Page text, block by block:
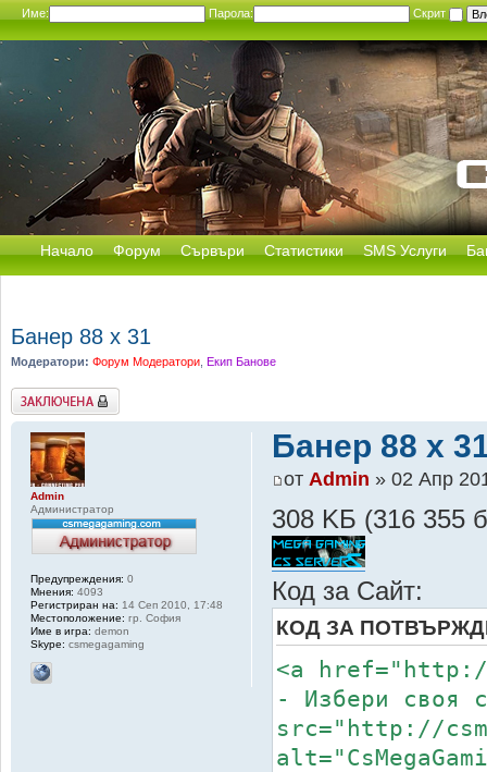
Име: Парола: Скрит
Начало Форум Сървъри Статистики SMS Услуги
Банер 88 x 31
Модератори: Форум Модератори Екип Банове
Заключена
Банер 88 x
от Admin » 02 Апр
308 KБ (316 355
Код за Сайт:
КОД ЗА
<a href="http://
- Избери своя
src="http://
Admin
Администратор
Предупреждения: 0
Мнения: 4093
Регистриран на: 14 Сеп 2010, 17:48
Местоположение: гр. София
Име в игра: demon
Skype: csmegagaming